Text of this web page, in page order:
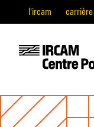
l'ircam